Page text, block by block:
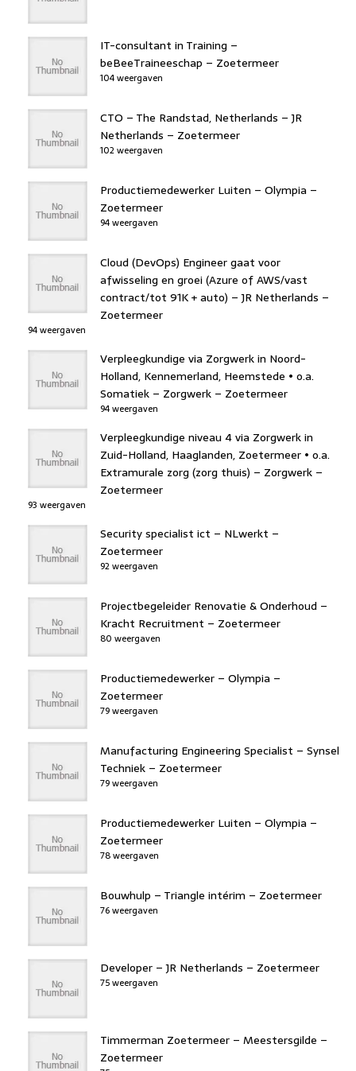
IT-consultant in Training –
beBeeTraineeschap – Zoetermeer
104 weergaven
CTO – The Randstad, Netherlands – JR
Netherlands – Zoetermeer
102 weergaven
Productiemedewerker Luiten – Olympia –
Zoetermeer
94 weergaven
Cloud (DevOps) Engineer gaat voor
afwisseling en groei (Azure of AWS/vast
contract/tot 91K + auto) – JR Netherlands –
Zoetermeer
94 weergaven
Verpleegkundige via Zorgwerk in Noord-
Holland, Kennemerland, Heemstede • o.a.
Somatiek – Zorgwerk – Zoetermeer
94 weergaven
Verpleegkundige niveau 4 via Zorgwerk in
Zuid-Holland, Haaglanden, Zoetermeer • o.a.
Extramurale zorg (zorg thuis) – Zorgwerk –
Zoetermeer
93 weergaven
Security specialist ict – NLwerkt –
Zoetermeer
92 weergaven
Projectbegeleider Renovatie & Onderhoud –
Kracht Recruitment – Zoetermeer
80 weergaven
Productiemedewerker – Olympia –
Zoetermeer
79 weergaven
Manufacturing Engineering Specialist – Synsel
Techniek – Zoetermeer
79 weergaven
Productiemedewerker Luiten – Olympia –
Zoetermeer
78 weergaven
Bouwhulp – Triangle intérim – Zoetermeer
76 weergaven
Developer – JR Netherlands – Zoetermeer
75 weergaven
Timmerman Zoetermeer – Meestersgilde –
Zoetermeer